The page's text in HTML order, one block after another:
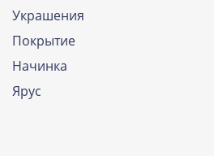
Украшения
Покрытие
Начинка
Ярус